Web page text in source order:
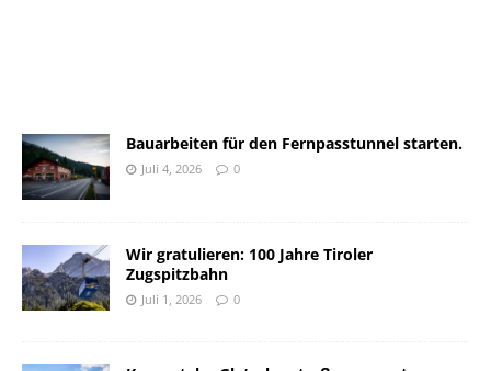
Bauarbeiten für den Fernpasstunnel starten.
Juli 4, 2026 0
Wir gratulieren: 100 Jahre Tiroler
Zugspitzbahn
Juli 1, 2026 0